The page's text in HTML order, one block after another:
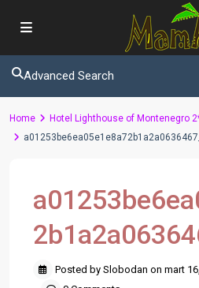
Advanced Search
Home
Hotel Lighthouse of Montenegro
Posted by Slobodan on mart